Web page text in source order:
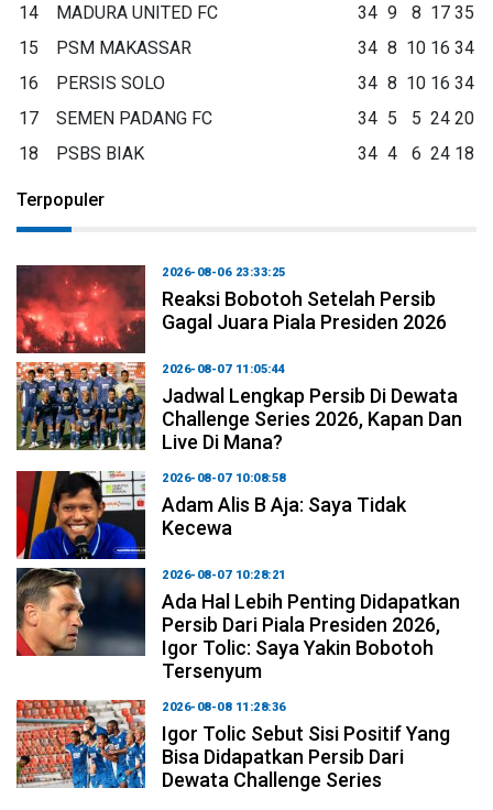
14
MADURA UNITED FC 34 9 8 17 35
15
PSM MAKASSAR 34 8 10 16 34
16
PERSIS SOLO 34 8 10 16 34
17
SEMEN PADANG FC 34 5 5 24 20
18
PSBS BIAK 34 4 6 24 18
Terpopuler
2026-08-06 23:33:25
Reaksi Bobotoh Setelah Persib
Gagal Juara Piala Presiden 2026
2026-08-07 11:05:44
Jadwal Lengkap Persib Di Dewata
Challenge Series 2026, Kapan Dan
Live Di Mana?
2026-08-07 10:08:58
Adam Alis B Aja: Saya Tidak
Kecewa
2026-08-07 10:28:21
Ada Hal Lebih Penting Didapatkan
Persib Dari Piala Presiden 2026,
Igor Tolic: Saya Yakin Bobotoh
Tersenyum
2026-08-08 11:28:36
Igor Tolic Sebut Sisi Positif Yang
Bisa Didapatkan Persib Dari
Dewata Challenge Series